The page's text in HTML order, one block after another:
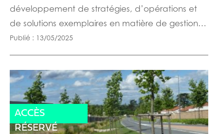
développement de stratégies, d’opérations et
de solutions exemplaires en matière de gestion…
Publié : 13/05/2025
ACTUALITÉ
ACTES
ACCÈS
RÉSERVÉ